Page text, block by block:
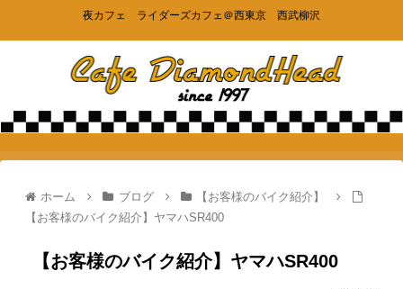
夜カフェ ライダーズカフェ＠西東京 西武柳沢
ホーム ブログ
【お客様のバイク紹介】
【お客様のバイク紹介】ヤマハSR400
【お客様のバイク紹介】ヤマハSR400